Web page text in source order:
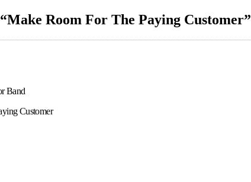
Room For The Paying Customer”
Band
Customer